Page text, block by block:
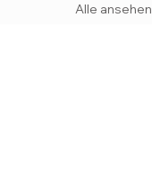
Alle ansehen